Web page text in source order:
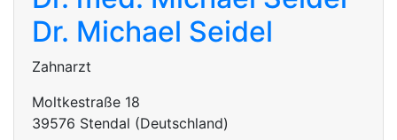
Dr. Michael Seidel
Zahnarzt
Moltkestraße 18
39576 Stendal (Deutschland)